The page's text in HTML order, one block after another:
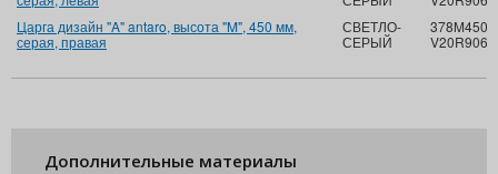
Царга дизайн "A" antaro, высота "M", 450 мм,
серая, правая
СВЕТЛО-
СЕРЫЙ
V20R906
Дополнительные материалы